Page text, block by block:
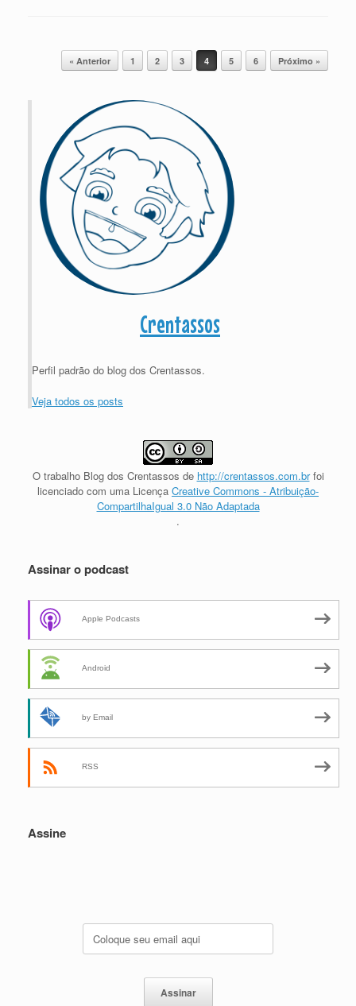
Post navigation
« Anterior 1 2 3 4 5 6 Próximo »
Crentassos
Perfil padrão do blog dos Crentassos.
Veja todos os posts
O trabalho Blog dos Crentassos de http://crentassos.com.brfoi
licenciado com uma Licença Creative Commons - Atribuição-
CompartilhaIgual 3.0 Não Adaptada
.
Assinar o podcast
Apple Podcasts
Android
by Email
RSS
Assine